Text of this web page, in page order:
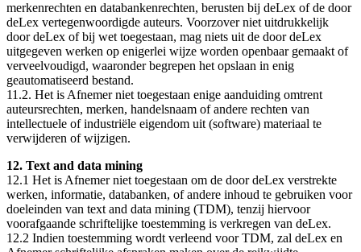
merkenrechten en databankenrechten, berusten bij deLex of de door
deLex vertegenwoordigde auteurs. Voorzover niet uitdrukkelijk
door deLex of bij wet toegestaan, mag niets uit de door deLex
uitgegeven werken op enigerlei wijze worden openbaar gemaakt of
verveelvoudigd, waaronder begrepen het opslaan in enig
geautomatiseerd bestand.
11.2. Het is Afnemer niet toegestaan enige aanduiding omtrent
auteursrechten, merken, handelsnaam of andere rechten van
intellectuele of industriële eigendom uit (software) materiaal te
verwijderen of wijzigen.
12. Text and data mining
12.1 Het is Afnemer niet toegestaan om de door deLex verstrekte
werken, informatie, databanken, of andere inhoud te gebruiken voor
doeleinden van text and data mining (TDM), tenzij hiervoor
voorafgaande schriftelijke toestemming is verkregen van deLex.
12.2 Indien toestemming wordt verleend voor TDM, zal deLex en